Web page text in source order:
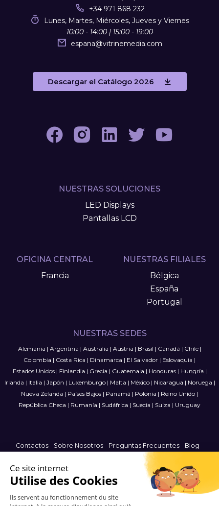
+34 971 868 232
Lunes, Martes, Miércoles, Jueves y Viernes
10:00 - 14:00 | 15:00 - 19:00
espana@vitrinemedia.com
Descargar el Catálogo 2026
NUESTRAS SOLUCIONES
LED Displays
Pantallas LCD
OFICINA CENTRAL
Francia
NUESTRAS FILIALES
Bélgica
España
Portugal
NUESTRAS SEDES
Alemania | Argentina | Australia | Austria | Brasil | Canadá | Chile|
Colombia | Costa Rica | Dinamarca | El Salvador | Eslovaquia |
Estados Unidos| Finlandia | Grecia | Guatemala | Honduras| Hungría |
Irlanda | Italia | Japón | Luxemburgo| Malta | México| Nicaragua | Noruega |
Nueva Zelanda | Países Bajos | Panamá | Polonia | Reino Unido |
República Checa | Rumanía | Sudáfrica | Suecia | Suiza | Uruguay
Contactos - Sobre Nosotros - Preguntas Frecuentes - Blog -
Política de privacidad